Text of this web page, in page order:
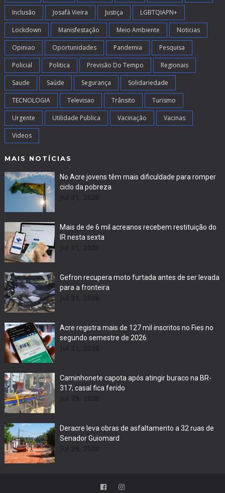
Inclusão Josafá Vieira Justiça LGBTQIAPN+
Lockdown Manisfestação Meio Ambiente Noticias
Opiniao Oportunidades Pandemia Pesquisa
Policial Politica Previsão Do Tempo Regionais
Saude Saúde Segurança Solidariedade
TECNOLOGIA Televisao Trânsito Turismo
Urgente Utilidade Publica Vacinação Vacinas
Videos
MAIS NOTÍCIAS
No Acre jovens têm mais dificuldade para romper
ciclo da pobreza
Mais de de 6 mil acreanos recebem restituição do
IR nesta sexta
Gefron recupera moto furtada antes de ser levada
para a fronteira
Acre registra mais de 127 mil inscritos no Fies no
segundo semestre de 2026
Caminhonete capota após atingir buraco na BR-
317; casal fica ferido
Deracre leva obras de asfaltamento a 32 ruas de
Senador Guiomard